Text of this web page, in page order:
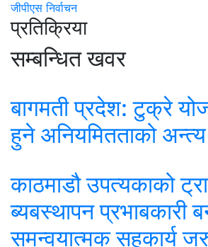
जीपीएसनिर्वाचन
प्रतिक्रिया
सम्बन्धित खवर
बागमती प्रदेश: टुक्रे
हुने अनियमितताको
काठमाडौ उपत्यकाको
ब्यबस्थापन प्रभाबकारी
समन्वयात्मक सहकार्य